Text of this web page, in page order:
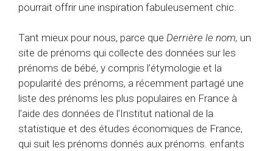
pourrait offrir une inspiration fabuleusement chic.
Tant mieux pour nous, parce que Derrière le nom, un
site de prénoms qui collecte des données sur les
prénoms de bébé, y compris l’étymologie et la
popularité des prénoms, a récemment partagé une
liste des prénoms les plus populaires en France à
l’aide des données de l’Institut national de la
statistique et des études économiques de France,
qui suit les prénoms donnés aux prénoms. enfants